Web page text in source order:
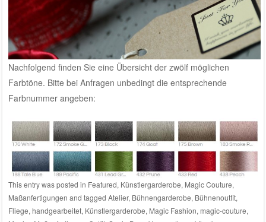
Nachfolgend finden Sie eine Übersicht der zwölf möglichen
Farbtöne. Bitte bei Anfragen unbedingt die entsprechende
Farbnummer angeben:
This entry was posted in Featured, Künstlergarderobe, Magic Couture,
Maßanfertigungen and tagged Atelier, Bühnengarderobe, Bühnenoutfit,
Fliege, handgearbeitet, Künstlergarderobe, Magic Fashion, magic-couture,